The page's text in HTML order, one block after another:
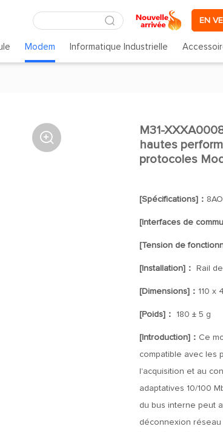
EN
Modem Informatique Industrielle

M31-
hautes
protocoles
[Spécifications]： 8AO
[Interfaces de
[Tension de
[Installation]： Rail
[Dimensions]： 110 x
[Poids]： 180 ± 5 g
[Introduction]： Ce
compatible avec les
l'acquisition et au
adaptatives 10/100
du bus interne peut
déconnexion